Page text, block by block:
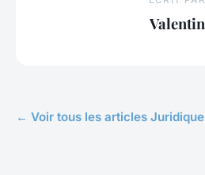
Valentin
← Voir tous les articles Juridique